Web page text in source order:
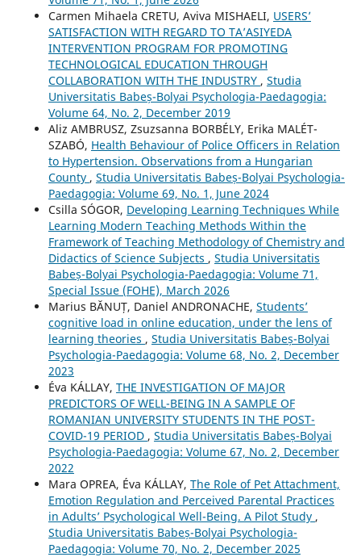
Carmen Mihaela CRETU, Aviva MISHAELI, USERS’
SATISFACTION WITH REGARD TO TA’ASIYEDA
INTERVENTION PROGRAM FOR PROMOTING
TECHNOLOGICAL EDUCATION THROUGH
COLLABORATION WITH THE INDUSTRY , Studia
Universitatis Babeș-Bolyai Psychologia-Paedagogia:
Volume 64, No. 2, December 2019
Aliz AMBRUSZ, Zsuzsanna BORBÉLY, Erika MALÉT-
SZABÓ, Health Behaviour of Police Officers in Relation
to Hypertension. Observations from a Hungarian
County , Studia Universitatis Babeș-Bolyai Psychologia-
Paedagogia: Volume 69, No. 1, June 2024
Csilla SÓGOR, Developing Learning Techniques While
Learning Modern Teaching Methods Within the
Framework of Teaching Methodology of Chemistry and
Didactics of Science Subjects , Studia Universitatis
Babeș-Bolyai Psychologia-Paedagogia: Volume 71,
Special Issue (FOHE), March 2026
Marius BĂNUȚ, Daniel ANDRONACHE, Students’
cognitive load in online education, under the lens of
learning theories , Studia Universitatis Babeș-Bolyai
Psychologia-Paedagogia: Volume 68, No. 2, December
2023
Éva KÁLLAY, THE INVESTIGATION OF MAJOR
PREDICTORS OF WELL-BEING IN A SAMPLE OF
ROMANIAN UNIVERSITY STUDENTS IN THE POST-
COVID-19 PERIOD , Studia Universitatis Babeș-Bolyai
Psychologia-Paedagogia: Volume 67, No. 2, December
2022
Mara OPREA, Éva KÁLLAY, The Role of Pet Attachment,
Emotion Regulation and Perceived Parental Practices
in Adults’ Psychological Well-Being. A Pilot Study ,
Studia Universitatis Babeș-Bolyai Psychologia-
Paedagogia: Volume 70, No. 2, December 2025